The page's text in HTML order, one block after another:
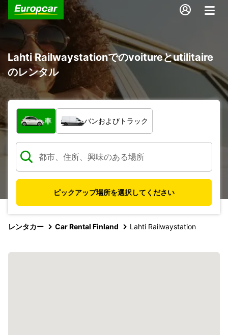
Lahti Railwaystationでのvoitureとutilitaire
のレンタル
車両の種類
車 バンおよびトラック
ピックアップ場所を選択してください
レンタカー Car Rental Finland Lahti Railwaystation